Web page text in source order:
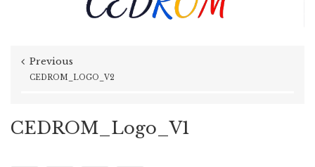
Previous
CEDROM_LOGO_V2
CEDROM_Logo_V1